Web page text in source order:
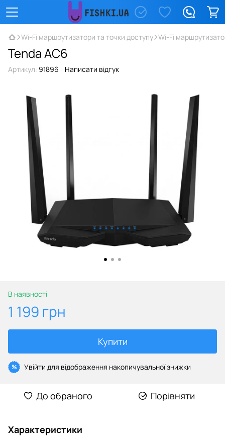
Wi-Fi маршрутизатори та точки доступу Wi-Fi
Tenda AC6
Артикул: 91896 Написати відгук
В наявності
1 199 грн
Купити
% Увійти для відображення накопичувальної знижки
До обраного Порівняти
Характеристики